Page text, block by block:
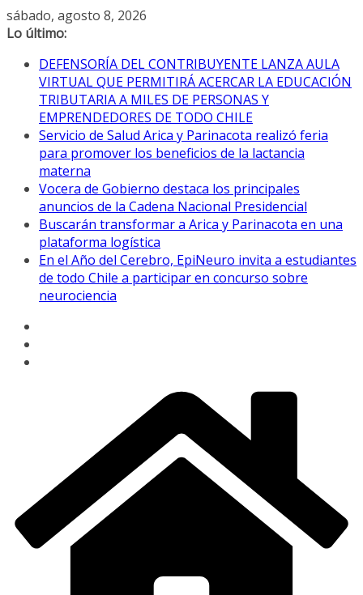
Saltar
al
sábado, agosto 8, 2026
Lo último:
DEFENSORÍA DEL CONTRIBUYENTE LANZA AULA
VIRTUAL QUE PERMITIRÁ ACERCAR LA EDUCACIÓN
TRIBUTARIA A MILES DE PERSONAS Y
EMPRENDEDORES DE TODO CHILE
Servicio de Salud Arica y Parinacota realizó feria
para promover los beneficios de la lactancia
materna
Vocera de Gobierno destaca los principales
anuncios de la Cadena Nacional Presidencial
Buscarán transformar a Arica y Parinacota en una
plataforma logística
En el Año del Cerebro, EpiNeuro invita a estudiantes
de todo Chile a participar en concurso sobre
neurociencia